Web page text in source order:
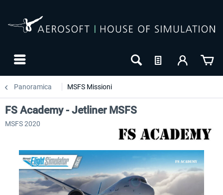
Panoramica MSFS Missioni
FS Academy - Jetliner MSFS
MSFS 2020